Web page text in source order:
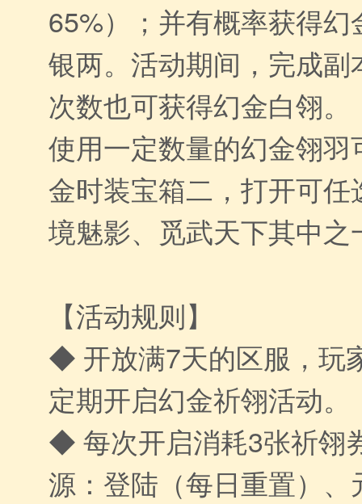
65%）；并有概率获得
银两。活动期间，完成
次数也可获得幻金白翎。
使用一定数量的幻金翎
金时装宝箱二，打开可
境魅影、觅武天下其中之
【活动规则】
◆ 开放满7天的区服，玩
定期开启幻金祈翎活动。
◆ 每次开启消耗3张祈翎
源：登陆（每日重置）